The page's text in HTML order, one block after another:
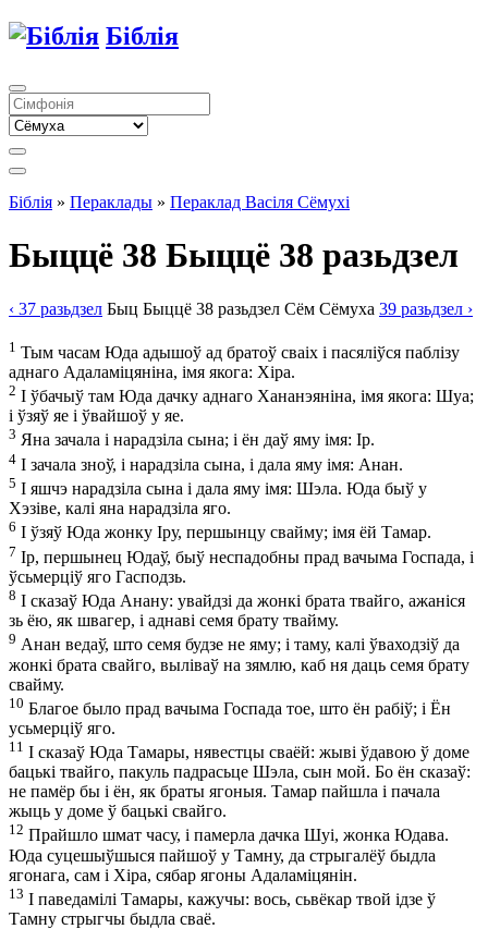
Біблія
Біблія » Пераклады » Пераклад Васіля Сёмухі
Быццё 38 Быццё 38 разьдзел
‹ 37 разьдзел Быц Быццё 38 разьдзел Сём Сёмуха 39 разьдзел ›
1 Тым часам Юда адышоў ад братоў сваіх і пасяліўся паблізу
аднаго Адаламіцяніна, імя якога: Хіра.
2 І ўбачыў там Юда дачку аднаго Хананэяніна, імя якога: Шуа;
і ўзяў яе і ўвайшоў у яе.
3 Яна зачала і нарадзіла сына; і ён даў яму імя: Ір.
4 І зачала зноў, і нарадзіла сына, і дала яму імя: Анан.
5 І яшчэ нарадзіла сына і дала яму імя: Шэла. Юда быў у
Хэзіве, калі яна нарадзіла яго.
6 І ўзяў Юда жонку Іру, першынцу свайму; імя ёй Тамар.
7 Ір, першынец Юдаў, быў неспадобны прад вачыма Госпада, і
ўсьмерціў яго Гасподзь.
8 І сказаў Юда Анану: увайдзі да жонкі брата твайго, ажаніся
зь ёю, як швагер, і аднаві семя брату твайму.
9 Анан ведаў, што семя будзе не яму; і таму, калі ўваходзіў да
жонкі брата свайго, выліваў на зямлю, каб ня даць семя брату
свайму.
10 Благое было прад вачыма Госпада тое, што ён рабіў; і Ён
усьмерціў яго.
11 І сказаў Юда Тамары, нявестцы сваёй: жыві ўдавою ў доме
бацькі твайго, пакуль падрасьце Шэла, сын мой. Бо ён сказаў:
не памёр бы і ён, як браты ягоныя. Тамар пайшла і пачала
жыць у доме ў бацькі свайго.
12 Прайшло шмат часу, і памерла дачка Шуі, жонка Юдава.
Юда суцешыўшыся пайшоў у Тамну, да стрыгалёў быдла
ягонага, сам і Хіра, сябар ягоны Адаламіцянін.
13 І паведамілі Тамары, кажучы: вось, сьвёкар твой ідзе ў
Тамну стрыгчы быдла сваё.